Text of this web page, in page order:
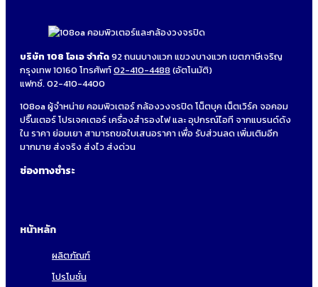
บริษัท 108 โอเอ จำกัด92 ถนนบางแวก แขวงบางแวก เขตภาษีเจริญ
กรุงเทพ 10160 โทรศัพท์02-410-4488 (อัตโนมัติ)
แฟกซ์. 02-410-4400
108oa ผู้จำหน่าย คอมพิวเตอร์ กล้องวงจรปิด โน็ตบุค เน็ตเวิร์ค จอคอม
ปริ๊นเตอร์ โปรเจคเตอร์ เครื่องสำรองไฟ และ อุปกรณ์ไอที จากแบรนด์ดัง
ใน ราคา ย่อมเยา สามารถขอใบเสนอราคา เพื่อ รับส่วนลด เพิ่มเติมอีก
มากมาย ส่งจริง ส่งไว ส่งด่วน
ช่องทางชำระ
หน้าหลัก
ผลิตภัณฑ์
โปรโมชั่น